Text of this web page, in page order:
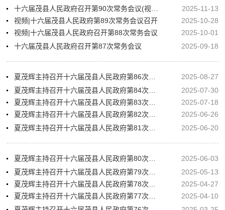
2025-11-13
视频|十六届茂县人民政府第89次常务会议召开
2025-10-28
视频|十六届茂县人民政府召开第88次常务会议
2025-10-01
十六届茂县人民政府召开第87次常务会议
2025-09-18
2025-08-27
2025-07-30
2025-07-18
2025-06-26
2025-06-20
2025-06-03
2025-05-13
2025-04-27
2025-04-10